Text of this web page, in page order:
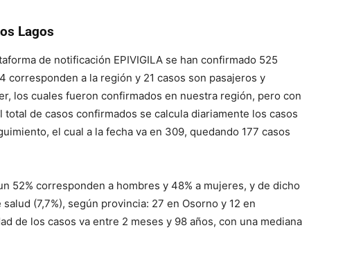
Lagos
de notificación EPIVIGILA se han confirmado 525
corresponden a la región y 21 casos son pasajeros y
los cuales fueron confirmados en nuestra región, pero con
de casos confirmados se calcula diariamente los casos
el cual a la fecha va en 309, quedando 177 casos
52% corresponden a hombres y 48% a mujeres, y de dicho
(7,7%), según provincia: 27 en Osorno y 12 en
de los casos va entre 2 meses y 98 años, con una mediana